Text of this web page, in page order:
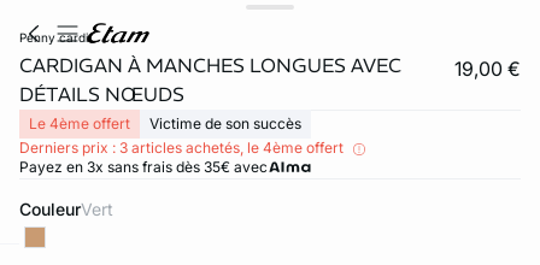
penny cardi
CARDIGAN À MANCHES LONGUES AVEC
DÉTAILS NŒUDS
19,00 €
Le 4ème offert
Victime de son succès
Derniers prix : 3 articles achetés, le 4ème offert
Payez en 3x sans frais dès 35€ avec
Couleur vert